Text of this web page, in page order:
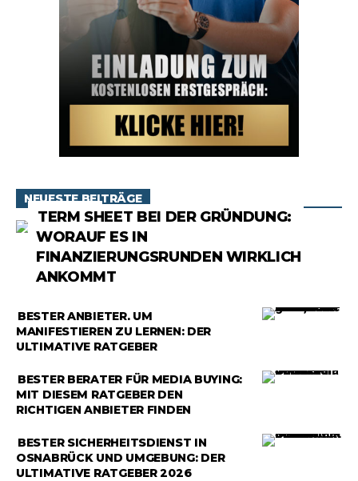
NEUESTE BEITRÄGE
TERM SHEET BEI DER GRÜNDUNG:
WORAUF ES IN
FINANZIERUNGSRUNDEN WIRKLICH
ANKOMMT
RATGEBER
BESTER ANBIETER, UM
MANIFESTIEREN ZU LERNEN: DER
ULTIMATIVE RATGEBER
RATGEBER
BESTER BERATER FÜR MEDIA BUYING:
MIT DIESEM RATGEBER DEN
RICHTIGEN ANBIETER FINDEN
RATGEBER
BESTER SICHERHEITSDIENST IN
OSNABRÜCK UND UMGEBUNG: DER
ULTIMATIVE RATGEBER 2026